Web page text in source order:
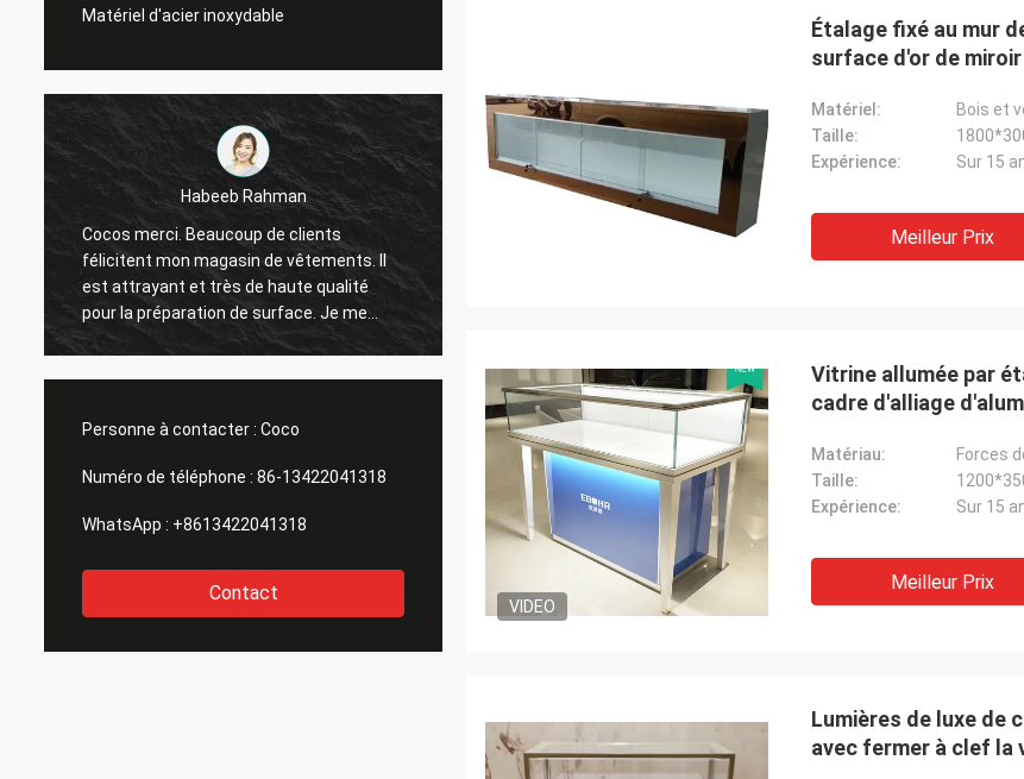
Matériel d'acier inoxydable
de clients
de vêtements. Il
haute qualité
Je me
Galletti de Marco
Vous toujours fait un bon travail pour moi !
Les présentoirs de fenêtre de magasin de
Noël sont arrivés. Après installation, nous
t'enverrons des images. Beaucoup de
mercis.
Fernando
Merci pour votre support. Mon entrepôt
d'équipement de sport semble ordonné
tard.
Personne à contacter : Coco
Numéro de téléphone : 86-13422041318
WhatsApp : +8613422041318
Contact
Étalage fixé au mur
surface d'or de miroir
Matériel:
Bois et
Taille:
Expérience:
Sur 15
Meilleur Prix
VIDEO
Vitrine allumée par
cadre d'alliage
Matériau:
Forces
Taille:
Expérience:
Sur 15
Meilleur Prix
Lumières de luxe de
avec fermer à clef la